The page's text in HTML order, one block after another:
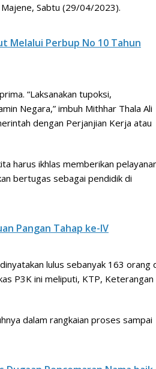
Sabtu (29/04/2023).
Melalui Perbup No 10 Tahun
“Laksanakan tupoksi,
Negara,” imbuh Mithhar Thala Ali
dengan Perjanjian Kerja atau
harus ikhlas memberikan
bertugas sebagai pendidik di
Pangan Tahap ke-IV
lulus sebanyak 163 orang
P3K ini meliputi, KTP, Keterangan
dalam rangkaian proses sampai